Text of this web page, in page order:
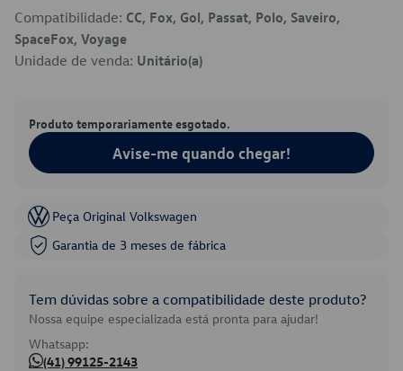
Compatibilidade: CC, Fox, Gol, Passat, Polo, Saveiro,
SpaceFox, Voyage
Unidade de venda: Unitário(a)
Produto temporariamente esgotado.
Avise-me quando chegar!
Peça Original Volkswagen
Garantia de 3 meses de fábrica
Tem dúvidas sobre a compatibilidade deste produto?
Nossa equipe especializada está pronta para ajudar!
Whatsapp:
(41) 99125-2143